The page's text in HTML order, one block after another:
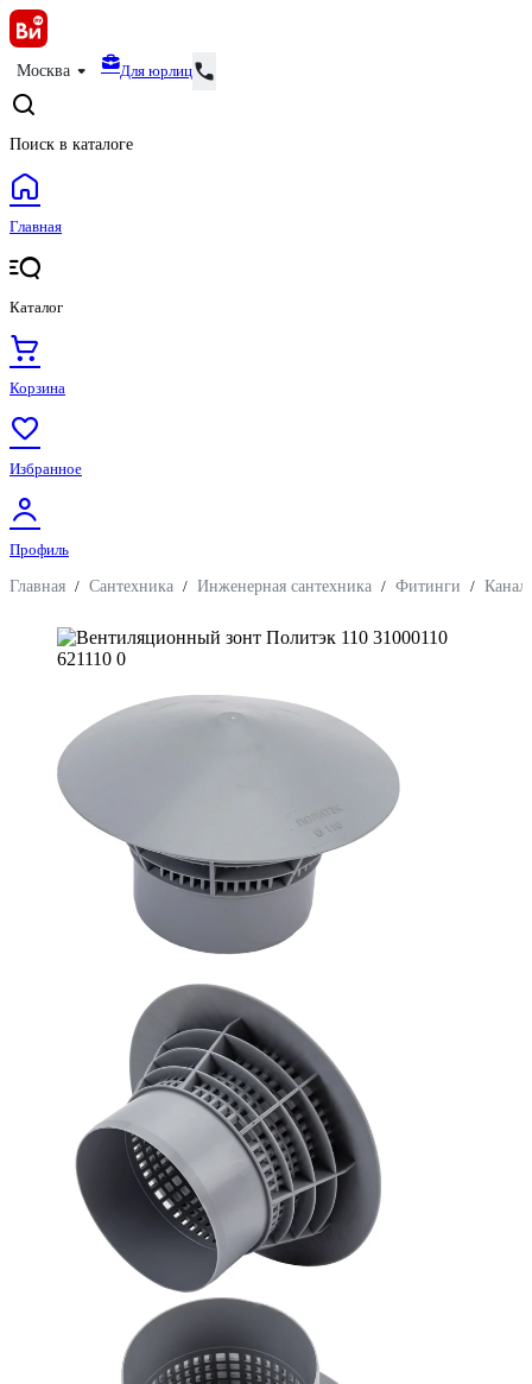
Москва Для юрлиц
Поиск в каталоге
Главная
Каталог
Корзина
Избранное
Профиль
Главная / Сантехника / Инженерная сантехника / Фитинги /